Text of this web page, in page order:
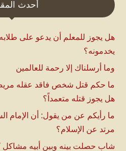
أحدث
هل يجوز للمعلم أن يدعو على طلابه
يخدمونه؟
وما أرسلناك إلا رحمة للعالمين
ما حكم قتل شخص فاقد عقله
هل يجوز قتله متعمداً؟
ما رأيكم عن من يقول: أن الإمام
مرتد عن الإسلام؟
شاب حصلت بينه وبين أبيه مشاكل